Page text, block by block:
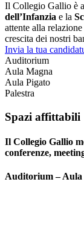
Il Collegio Gallio è
dell’Infanzia e la
attente alla
crescita dei nostri
Invia la tua
Auditorium
Aula Magna
Aula Pigato
Palestra
Spazi affittabili
Il Collegio Gallio
conferenze,
Auditorium – Aula